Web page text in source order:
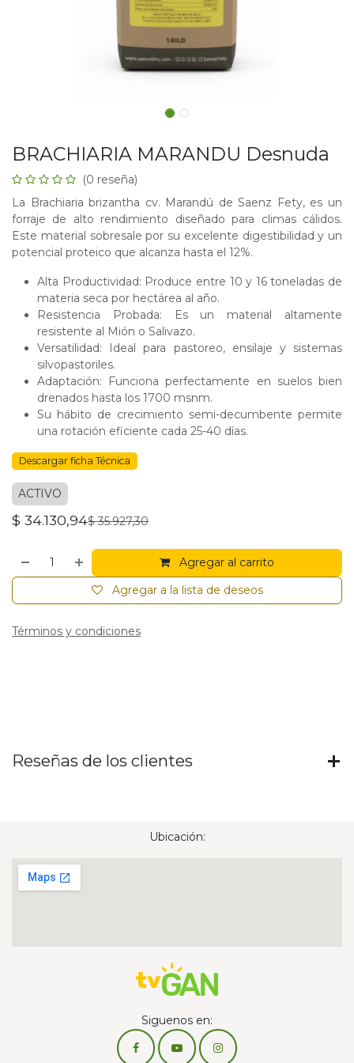
BRACHIARIA MARANDU Desnuda
(0 reseña)
La Brachiaria brizantha cv. Marandú de Saenz Fety, es un
forraje de alto rendimiento diseñado para climas cálidos.
Este material sobresale por su excelente digestibilidad y un
potencial proteico que alcanza hasta el 12%.
Alta Productividad: Produce entre 10 y 16 toneladas de
materia seca por hectárea al año.
Resistencia Probada: Es un material altamente
resistente al Mión o Salivazo.
Versatilidad: Ideal para pastoreo, ensilaje y sistemas
silvopastoriles.
Adaptación: Funciona perfectamente en suelos bien
drenados hasta los 1700 msnm.
Su hábito de crecimiento semi-decumbente permite
una rotación eficiente cada 25-40 días.
Descargar ficha Técnica
ACTIVO
$ 34.130,94$35.927,30
Agregar al carrito
Agregar a la lista de deseos
Términos y condiciones
Reseñas de los clientes
Ubicación:
Siguenos en: